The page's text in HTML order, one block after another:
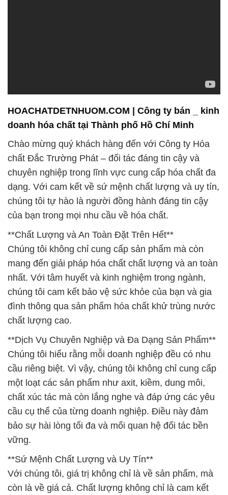
**Chất Lượng và An Toàn Đặt Trên Hết**
Chúng tôi không chỉ cung cấp sản phẩm mà còn
mang đến giải pháp hóa chất chất lượng và an toàn
nhất. Với tâm huyết và kinh nghiệm trong ngành,
chúng tôi cam kết bảo vệ sức khỏe của bạn và gia
đình thông qua sản phẩm hóa chất khử trùng nước
chất lượng cao.
**Dịch Vụ Chuyên Nghiệp và Đa Dạng Sản Phẩm**
Chúng tôi hiểu rằng mỗi doanh nghiệp đều có nhu
cầu riêng biệt. Vì vậy, chúng tôi không chỉ cung cấp
một loạt các sản phẩm như axit, kiềm, dung môi,
chất xúc tác mà còn lắng nghe và đáp ứng các yêu
cầu cụ thể của từng doanh nghiệp. Điều này đảm
bảo sự hài lòng tối đa và mối quan hệ đối tác bền
vững.
**Sứ Mệnh Chất Lượng và Uy Tín**
Với chúng tôi, giá trị không chỉ là về sản phẩm, mà
còn là về giá cả. Chất lượng không chỉ là cam kết
mà còn là sứ mệnh, và uy tín được xây dựng qua
từng sản phẩm và dịch vụ mà chúng tôi mang đến.
Chọn Công ty Hóa chất Đắc Trường Phát, bạn đang
hợp tác với một đối tác đáng tin cậy, chuyên nghiệp,
và luôn đặt chất lượng và an toàn lên hàng đầu.
Hãy để chúng tôi giúp bạn duy trì sự sạch sẽ và an
toàn trong mọi lĩnh vực, từ gia đình đến doanh
nghiệp.